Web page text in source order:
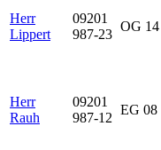
Herr
Lippert
09201
987-23
OG 14
Herr
Rauh
09201
987-12
EG 08